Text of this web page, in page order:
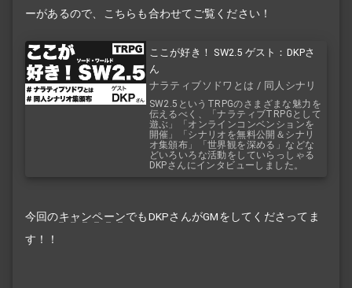
ーがあるので、こちらも合わせてご覧ください！
ここが好き！ SW2.5 ゲスト：DKPさ
ん
ナラティブソドワとは / 同人シナリ
オ集頒布
SW2.5というTRPGのさまざまな魅力を
伝えるべく、「ナラティブTRPGとして
遊ぶ」「オンラインコンベンションを
開催」「シナリオを無料公開＆シナリ
オ集頒布」「世界観を深める」などな
どいろいろな活動をしていらっしゃる
DKPさんにインタビューしました。
今回のキャンペーンでもDKPさんがGMをしてくださってま
す！！